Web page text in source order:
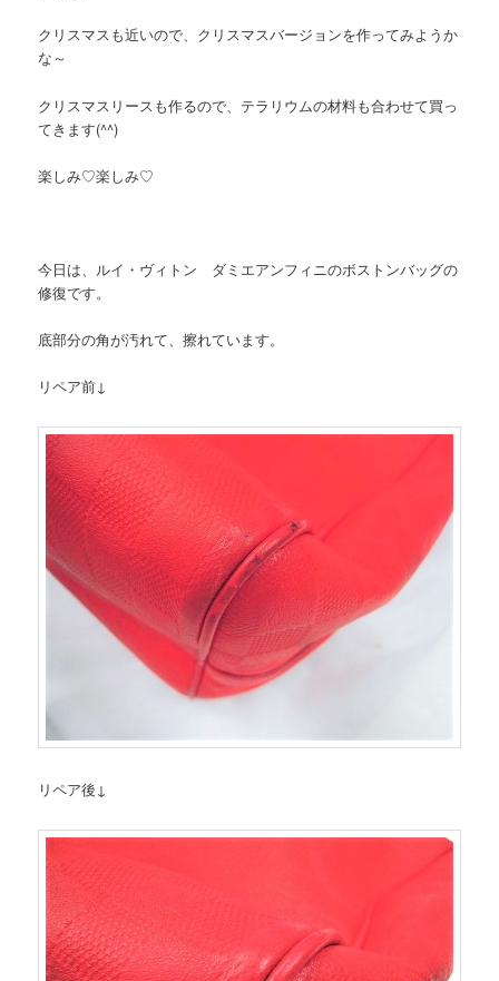
クリスマスも近いので、クリスマスバージョンを作ってみようか
な～
クリスマスリースも作るので、テラリウムの材料も合わせて買っ
てきます(^^)
楽しみ♡楽しみ♡
今日は、ルイ・ヴィトン ダミエアンフィニのボストンバッグの
修復です。
底部分の角が汚れて、擦れています。
リペア前↓
リペア後↓